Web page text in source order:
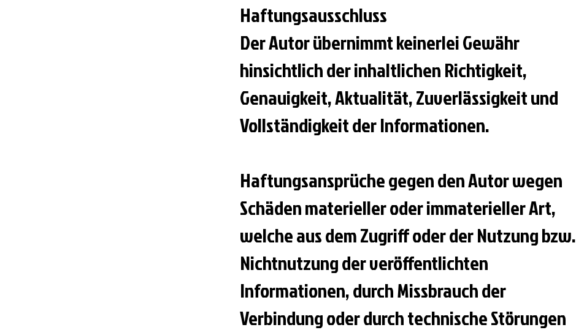
Haftungsausschluss
Der Autor übernimmt keinerlei Gewähr
hinsichtlich der inhaltlichen Richtigkeit,
Genauigkeit, Aktualität, Zuverlässigkeit und
Vollständigkeit der Informationen.
Haftungsansprüche gegen den Autor wegen
Schäden materieller oder immaterieller Art,
welche aus dem Zugriff oder der Nutzung bzw.
Nichtnutzung der veröffentlichten
Informationen, durch Missbrauch der
Verbindung oder durch technische Störungen